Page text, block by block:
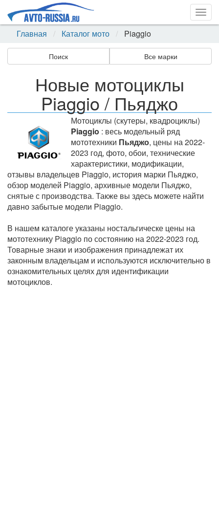
Главная
Каталог мото Piaggio
Поиск Все марки
Новые мотоциклы
Piaggio / Пьяджо
Мотоциклы (скутеры, квадроциклы)
Piaggio : весь модельный ряд
мототехники Пьяджо, цены на 2022-
2023 год, фото, обои, технические
характеристики, модификации,
отзывы владельцев Piaggio, история марки Пьяджо,
обзор моделей Piaggio, архивные модели Пьяджо,
снятые с производства. Также вы здесь можете найти
давно забытые модели Piaggio.
В нашем каталоге указаны ностальгическе цены на
мототехнику Piaggio по состоянию на 2022-2023 год.
Товарные знаки и изображения принадлежат их
законным владельцам и используются исключительно в
ознакомительных целях для идентификации
мотоциклов.